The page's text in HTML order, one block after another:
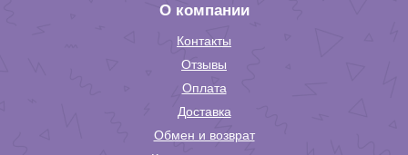
О компании
Контакты
Отзывы
Оплата
Доставка
Обмен и возврат